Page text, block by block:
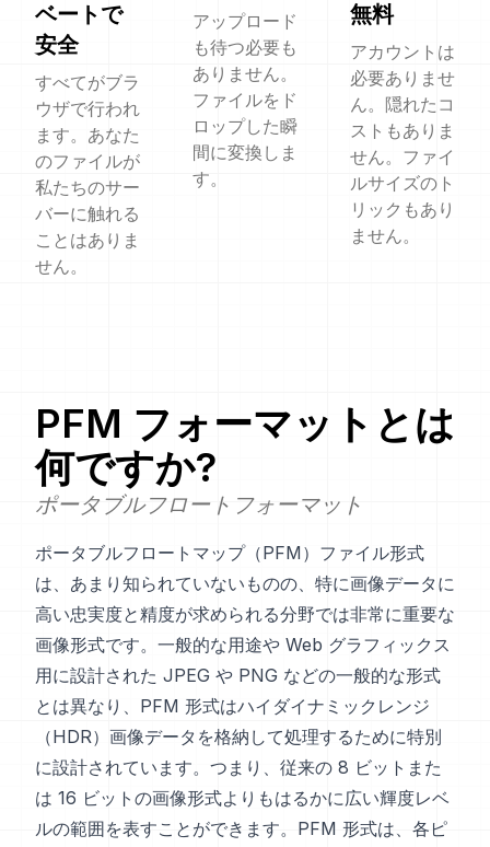
ベートで
安全
すべてがブラ
ウザで行われ
ます。あなた
のファイルが
私たちのサー
バーに触れる
ことはありま
せん。
アップロード
も待つ必要も
ありません。
ファイルをド
ロップした瞬
間に変換しま
す。
無料
アカウントは
必要ありませ
ん。隠れたコ
ストもありま
せん。ファイ
ルサイズのト
リックもあり
ません。
PFM フォーマットとは
何ですか?
ポータブルフロートフォーマット
ポータブルフロートマップ（PFM）ファイル形式
は、あまり知られていないものの、特に画像データに
高い忠実度と精度が求められる分野では非常に重要な
画像形式です。一般的な用途や Web グラフィックス
用に設計された JPEG や PNG などの一般的な形式
とは異なり、PFM 形式はハイダイナミックレンジ
（HDR）画像データを格納して処理するために特別
に設計されています。つまり、従来の 8 ビットまた
は 16 ビットの画像形式よりもはるかに広い輝度レベ
ルの範囲を表すことができます。PFM 形式は、各ピ